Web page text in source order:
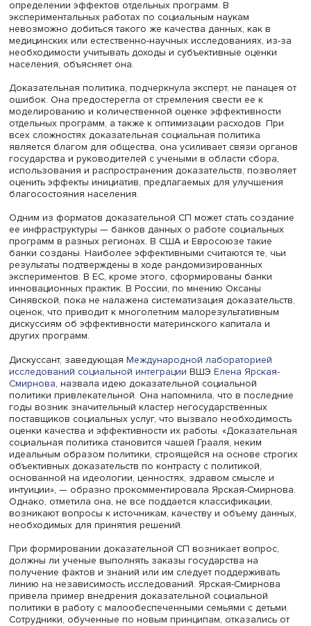
Оксана Синявская напомнила, что Майкл Кремер,
Банерджи и Эстер Дюфло удостоились Нобелевской
по экономике в 2019 году как раз за разработку
экспериментальных методов снижения бедности.
примером доказательной СП она назвала длительное
семьи в США. Оно выявило снижение жестокого
детьми, материнской судимости и улучшение развития
Затем программа использовалась в других странах, но
результаты, например, в Великобритании оказались
что поставило вопрос учета национальных контекстов.
Россия начала использовать доказательную СП позже,
позволяет учесть накопленный опыт и осмыслить
ее применения. Ключевыми барьерами Оксана
социальной политики и связанные с этим сложности в
определении эффектов отдельных программ. В
экспериментальных работах по социальным наукам
невозможно добиться такого же качества данных, как в
медицинских или естественно-научных исследованиях,
необходимости учитывать доходы и субъективные
населения, объясняет она.
Доказательная политика, подчеркнула эксперт, не
моделированию и количественной оценке
отдельных программ, а также к оптимизации расходов.
всех сложностях доказательная социальная политика
является благом для общества, она усиливает связи
государства и руководителей с учеными в области
использования и распространения доказательств,
оценить эффекты инициатив, предлагаемых для
благосостояния населения.
Одним из форматов доказательной СП может стать
ее инфраструктуры — банков данных о работе
программ в разных регионах. В США и Евросоюзе
банки созданы. Наиболее эффективными считаются те,
экспериментов. В ЕС, кроме этого, сформированы
инновационных практик. В России, по мнению Оксаны
Синявской, пока не налажена систематизация
оценок, что приводит к многолетним
дискуссиям об эффективности материнского капитала и
других программ.